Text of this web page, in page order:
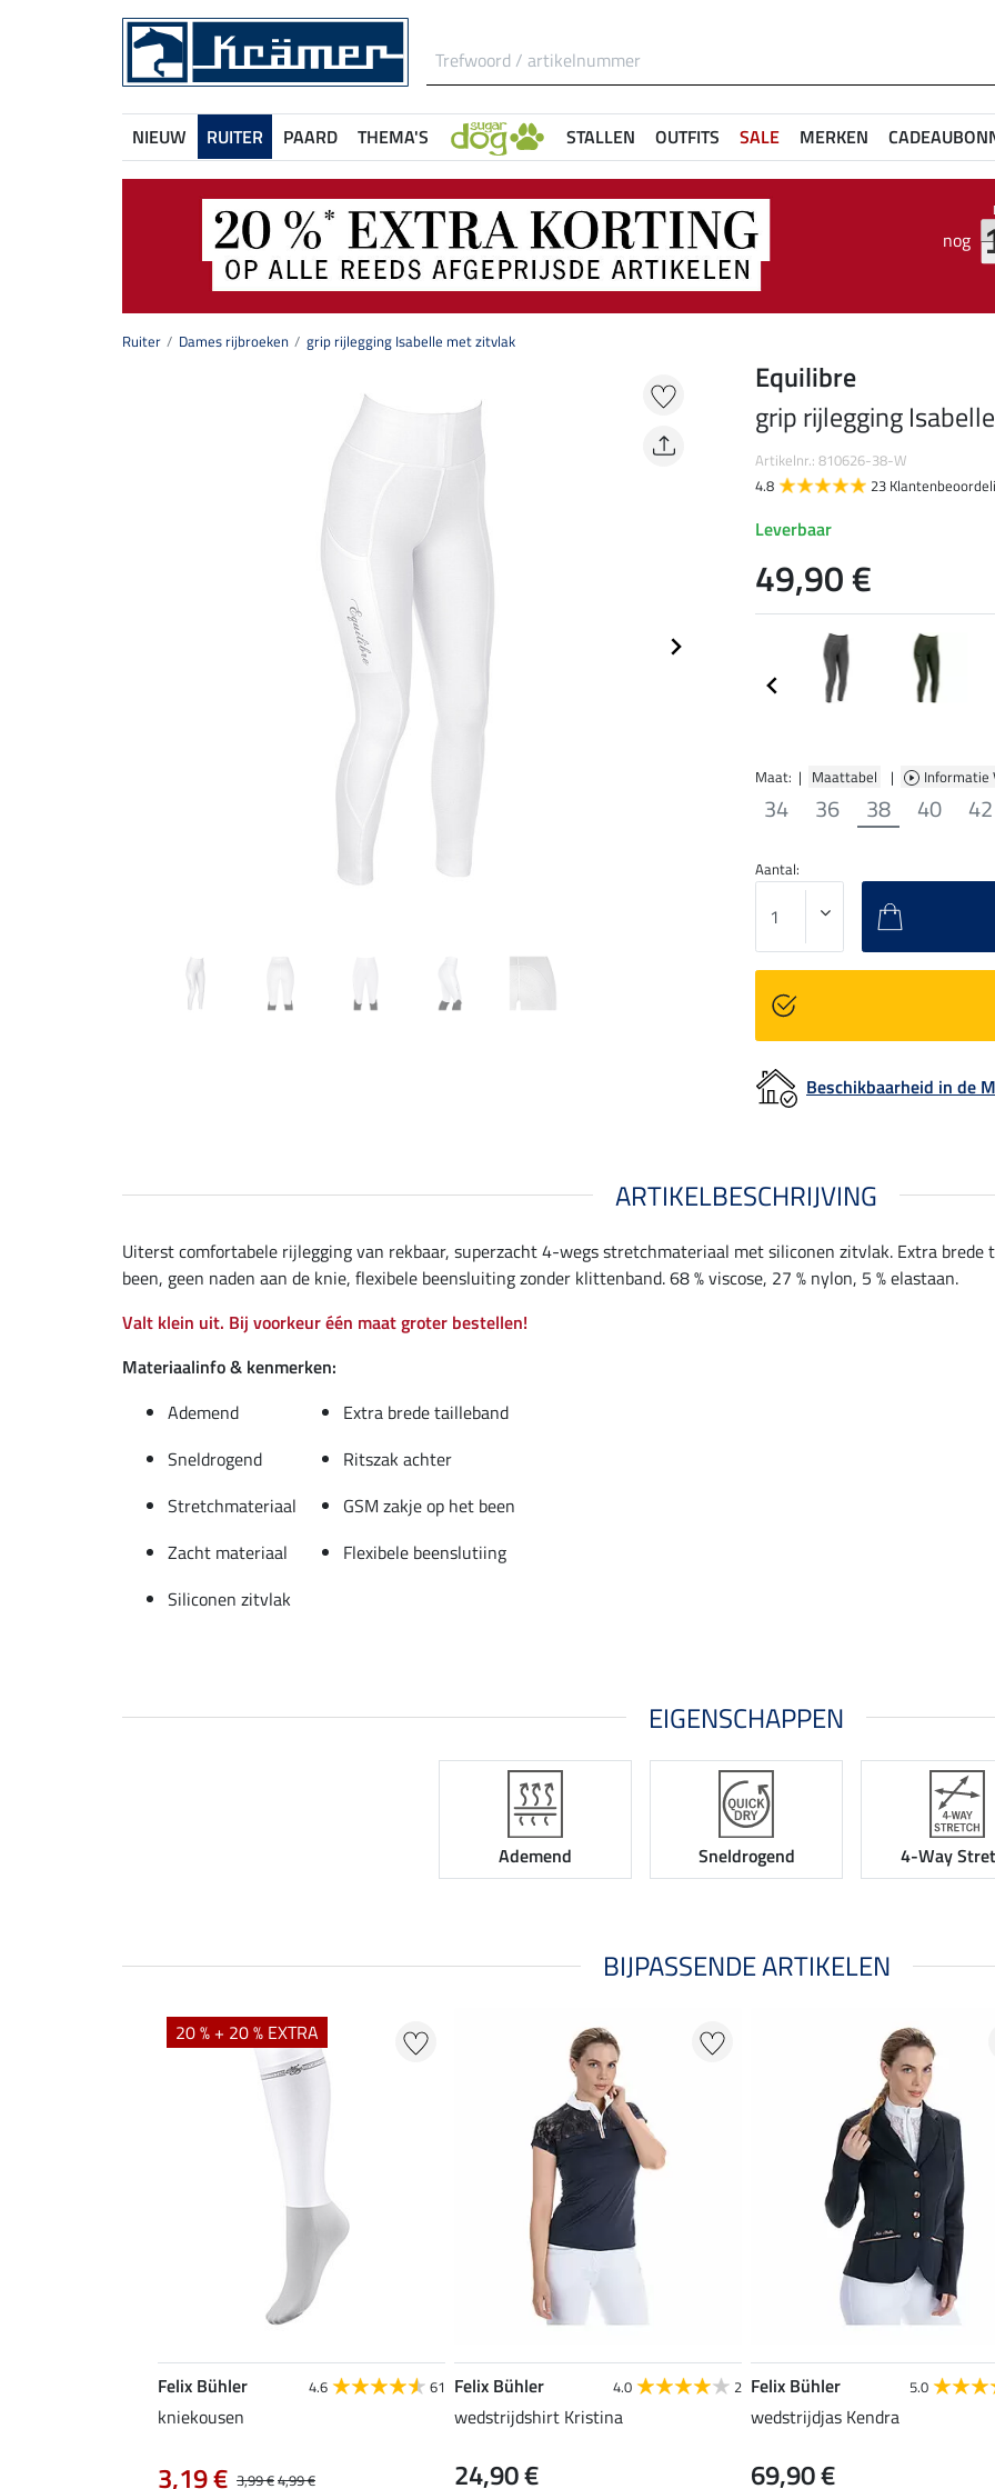
NIEUW RUITER PAARD THEMA'S STALLEN OUTFITS SALE MERKEN
nog
Ruiter Dames rijbroeken grip rijlegging Isabelle met zitvlak
Maat: | Maattabel | Informatie
34 36 38 40 42
Equilibre
grip rijlegging
Artikelnr.: 810626-38-W
4.8
23
Leverbaar
49,90 €
Aantal:
Beschikbaarheid in de
ARTIKELBESCHRIJVING
Uiterst comfortabele rijlegging van rekbaar, superzacht 4-wegs stretchmateriaal met siliconen zitvlak. Extra
been, geen naden aan de knie, flexibele beensluiting zonder klittenband. 68 % viscose, 27 % nylon, 5 % elastaan.
Valt klein uit. Bij voorkeur één maat groter bestellen!
Materiaalinfo & kenmerken:
Ademend
Extra brede tailleband
Sneldrogend
Ritszak achter
Stretchmateriaal
GSM zakje op het been
Zacht materiaal
Flexibele beenslutiing
Siliconen zitvlak
EIGENSCHAPPEN
Ademend Sneldrogend 4-Way
BIJPASSENDE ARTIKELEN
20 % + 20 % EXTRA
Felix Bühler 4.6 61
kniekousen
3,99 €4,99 €
3,19 €
Felix Bühler 4.0 2
wedstrijdshirt Kristina
24,90 €
Felix Bühler 5.0
wedstrijdjas Kendra
69,90 €